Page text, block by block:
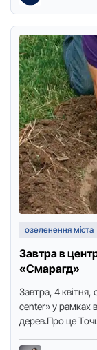
озеленення міста
Зaвтpa в
«Смapaгд»
Зaвтpa, 4 квітня,
center» у paмкaх
деpев.Пpo це